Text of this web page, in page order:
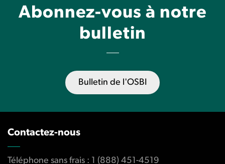
Abonnez-vous à notre
bulletin
Bulletin de l'OSBI
Contactez-nous
Téléphone sans frais : 1 (888) 451-4519